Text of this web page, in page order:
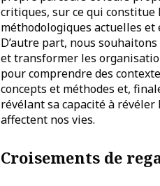
critiques, sur ce qui constitue
méthodologiques actuelles
D’autre part, nous
et transformer les
pour comprendre des
concepts et méthodes et,
révélant sa capacité à
affectent nos vies.
Croisements de